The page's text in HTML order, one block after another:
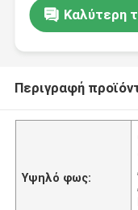
Καλύτερη
Περιγραφή
Υψηλό φως:
,
,